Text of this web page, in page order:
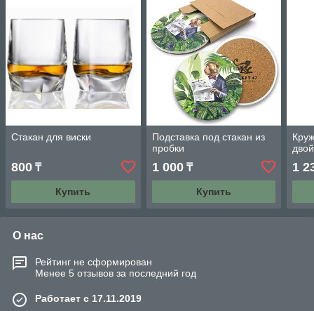
Стакан для виски
800 ₸
Купить
Подставка под стакан из
пробки
1 000₸
Купить
1
О нас
Рейтинг не сформирован
Менее 5 отзывов за последний год
Работает с 17.11.2019